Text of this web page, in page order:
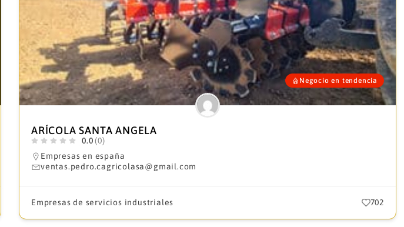
Negocio en tendencia
ARÍCOLA SANTA ANGELA
0.0 (0)
Empresas en españa
ventas.pedro.cagricolasa@gmail.com
Empresas de servicios industriales 702